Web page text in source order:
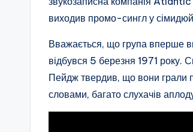
виходив промо-сингл у
Вважається, що група вперше
відбувся 5 березня 1971 року.
Пейдж твердив, що вони грали
словами, багато слухачів